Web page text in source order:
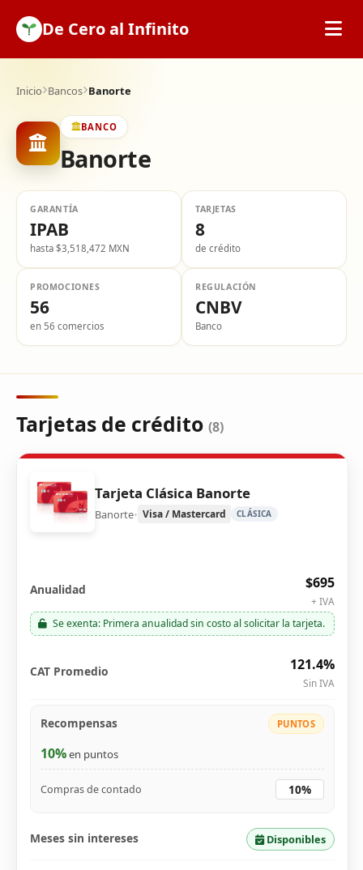
De Cero al Infinito
SOFIPOs
Calculadoras
Tarjetas de Crédito
Promociones
Infinito
Inicio Bancos Banorte
BANCO
Banorte
GARANTÍA
IPAB
hasta $3,518,472 MXN
TARJETAS
8
de crédito
PROMOCIONES
56
en 56 comercios
REGULACIÓN
CNBV
Banco
Tarjetas de crédito (8)
Tarjeta Clásica Banorte
Banorte• Visa / Mastercard CLÁSICA
Anualidad $695
+ IVA
Se exenta: Primera anualidad sin costo al solicitar la tarjeta.
CAT Promedio 121.4%
Sin IVA
Recompensas PUNTOS
10%en puntos
Compras de contado 10%
Meses sin intereses Disponibles